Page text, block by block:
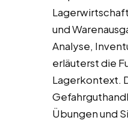
und
Analyse,
erläuterst die
Lagerkontext.
Übungen und